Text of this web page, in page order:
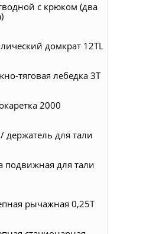
с крюком (два
домкрат 12TL
тяговая лебедка 3Т
2000
держатель для тали
подвижная для тали
рычажная 0,25Т